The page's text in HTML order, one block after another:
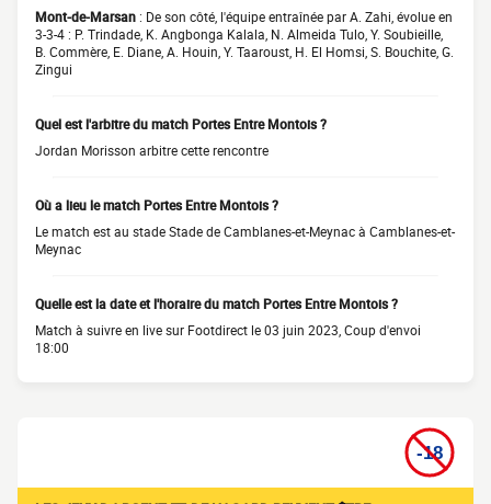
Mont-de-Marsan : De son côté, l'équipe entraînée par A. Zahi, évolue en
3-3-4 : P. Trindade, K. Angbonga Kalala, N. Almeida Tulo, Y. Soubieille,
B. Commère, E. Diane, A. Houin, Y. Taaroust, H. El Homsi, S. Bouchite, G.
Zingui
Quel est l'arbitre du match Portes Entre Montois ?
Jordan Morisson arbitre cette rencontre
Où a lieu le match Portes Entre Montois ?
Le match est au stade Stade de Camblanes-et-Meynac à Camblanes-et-
Meynac
Quelle est la date et l'horaire du match Portes Entre Montois ?
Match à suivre en live sur Footdirect le 03 juin 2023, Coup d'envoi
18:00